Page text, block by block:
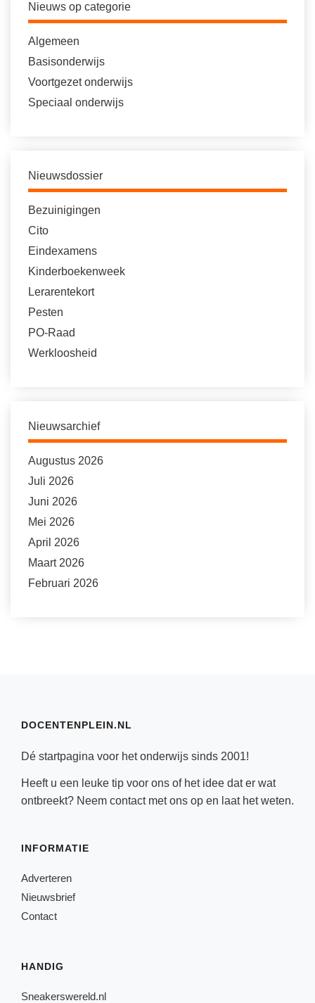
Nieuws op categorie
Algemeen
Basisonderwijs
Voortgezet onderwijs
Speciaal onderwijs
Nieuwsdossier
Bezuinigingen
Cito
Eindexamens
Kinderboekenweek
Lerarentekort
Pesten
PO-Raad
Werkloosheid
Nieuwsarchief
Augustus 2026
Juli 2026
Juni 2026
Mei 2026
April 2026
Maart 2026
Februari 2026
DOCENTENPLEIN.NL
Dé startpagina voor het onderwijs sinds 2001!
Heeft u een leuke tip voor ons of het idee dat er wat
ontbreekt? Neem contactmet ons op en laat het weten.
INFORMATIE
Adverteren
Nieuwsbrief
Contact
HANDIG
Sneakerswereld.nl